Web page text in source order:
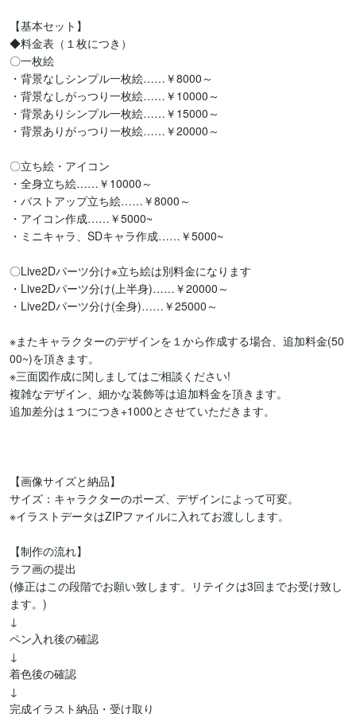
【基本セット】
◆料金表（１枚につき）
〇一枚絵
・背景なしシンプル一枚絵……￥8000～
・背景なしがっつり一枚絵……￥10000～
・背景ありシンプル一枚絵……￥15000～
・背景ありがっつり一枚絵……￥20000～
〇立ち絵・アイコン
・全身立ち絵……￥10000～
・バストアップ立ち絵……￥8000～
・アイコン作成……￥5000~
・ミニキャラ、SDキャラ作成……￥5000~
〇Live2Dパーツ分け※立ち絵は別料金になります
・Live2Dパーツ分け(上半身)……￥20000～
・Live2Dパーツ分け(全身)……￥25000～
※またキャラクターのデザインを１から作成する場合、追加料金(50
00~)を頂きます。
※三面図作成に関しましてはご相談ください!
複雑なデザイン、細かな装飾等は追加料金を頂きます。
追加差分は１つにつき+1000とさせていただきます。
【画像サイズと納品】
サイズ：キャラクターのポーズ、デザインによって可変。
※イラストデータはZIPファイルに入れてお渡しします。
【制作の流れ】
ラフ画の提出
(修正はこの段階でお願い致します。リテイクは3回までお受け致し
ます。)
↓
ペン入れ後の確認
↓
着色後の確認
↓
完成イラスト納品・受け取り